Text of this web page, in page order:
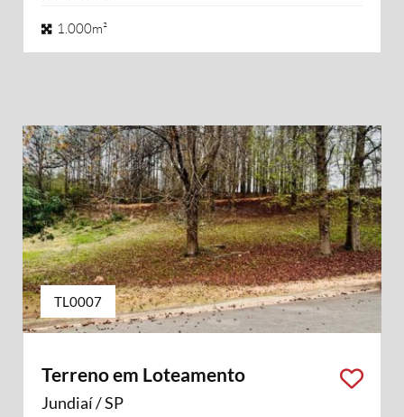
1.000m²
TL0007
Terreno em Loteamento
Jundiaí / SP